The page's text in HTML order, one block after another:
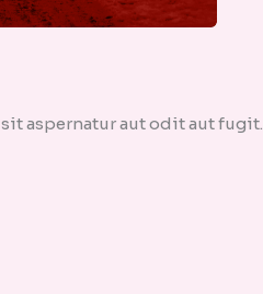
aspernatur aut odit aut fugit.